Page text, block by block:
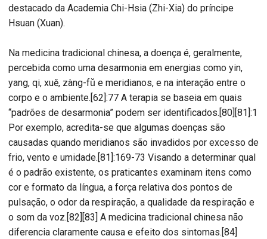
destacado da Academia Chi-Hsia (Zhi-Xia) do príncipe
Hsuan (Xuan).
Na medicina tradicional chinesa, a doença é, geralmente,
percebida como uma desarmonia em energias como yin,
yang, qi, xuĕ, zàng-fǔ e meridianos, e na interação entre o
corpo e o ambiente.[62]:77 A terapia se baseia em quais
“padrões de desarmonia” podem ser identificados.[80][81]:1
Por exemplo, acredita-se que algumas doenças são
causadas quando meridianos são invadidos por excesso de
frio, vento e umidade.[81]:169-73 Visando a determinar qual
é o padrão existente, os praticantes examinam itens como
cor e formato da língua, a força relativa dos pontos de
pulsação, o odor da respiração, a qualidade da respiração e
o som da voz.[82][83] A medicina tradicional chinesa não
diferencia claramente causa e efeito dos sintomas.[84]